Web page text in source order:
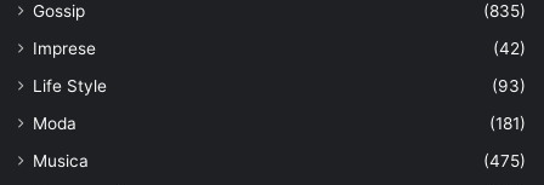
Gossip
(835)
Imprese
(42)
Life Style
(93)
Moda
(181)
Musica
(475)